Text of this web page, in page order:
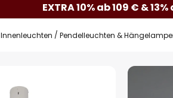
EXTRA 10% ab 109 € &
Innenleuchten Pendelleuchten &